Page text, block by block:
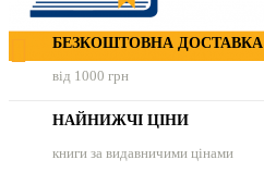
БЕЗКОШТОВНА ДОСТАВКА
від 1000 грн
НАЙНИЖЧІ ЦІНИ
книги за видавничими цінами